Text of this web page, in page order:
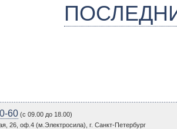
60 (c 09.00 до 18.00)
26, оф.4 (м.Электросила), г. Санкт-Петербург